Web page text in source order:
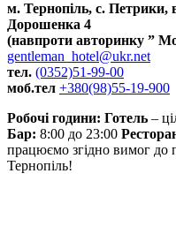
м. Тернопіль, с. Петрики,
Дорошенка 4
(навпроти авторинку ”
gentleman_hotel@ukr.net
тел. (0352)51-99-00
моб.тел +380(98)55-19-900
Робочі години: Готель –
Бар: 8:00 до 23:00
працюємо згідно вимог до
Тернопіль!